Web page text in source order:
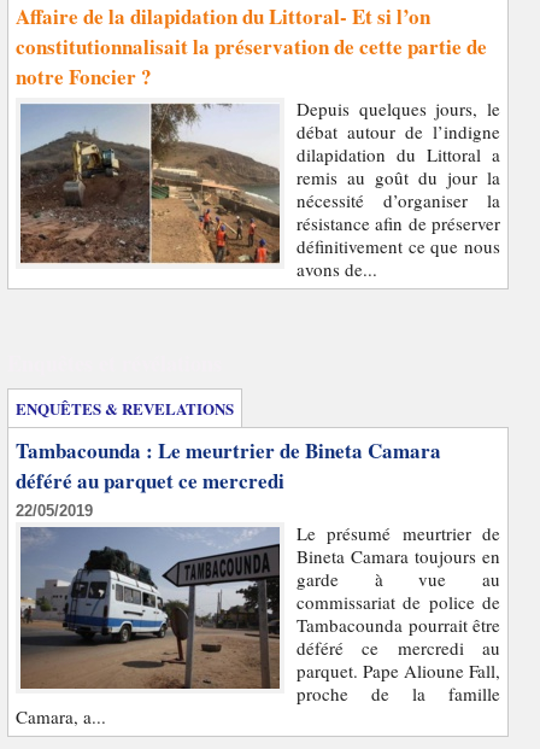
Affaire de la dilapidation du Littoral- Et si l’on
constitutionnalisait la préservation de cette partie de
notre Foncier ?
Depuis quelques jours, le
débat autour de l’indigne
dilapidation du Littoral a
remis au goût du jour la
nécessité d’organiser la
résistance afin de préserver
définitivement ce que nous
avons de...
ENQUÊTES & REVELATIONS
Tambacounda : Le meurtrier de Bineta Camara
déféré au parquet ce mercredi
22/05/2019
Le présumé meurtrier de
Bineta Camara toujours en
garde à vue au
commissariat de police de
Tambacounda pourrait être
déféré ce mercredi au
parquet. Pape Alioune Fall,
proche de la famille
Camara, a...